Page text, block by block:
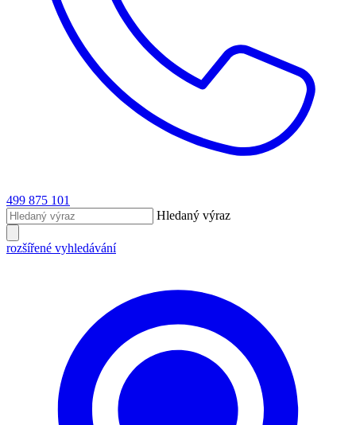
499 875 101
Hledaný výraz
rozšířené vyhledávání